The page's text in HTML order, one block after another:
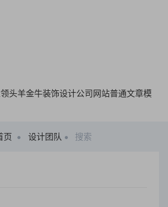
头羊金牛装饰设计公司网站普通文章模
页 设计团队 搜索